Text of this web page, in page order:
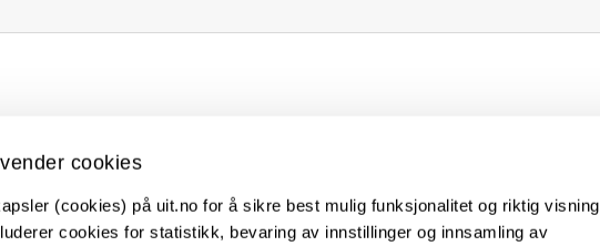
cookies
(cookies) på uit.no for å sikre best mulig funksjonalitet og riktig visning
cookies for statistikk, bevaring av innstillinger og innsamling av
Kontakt UiT
For media